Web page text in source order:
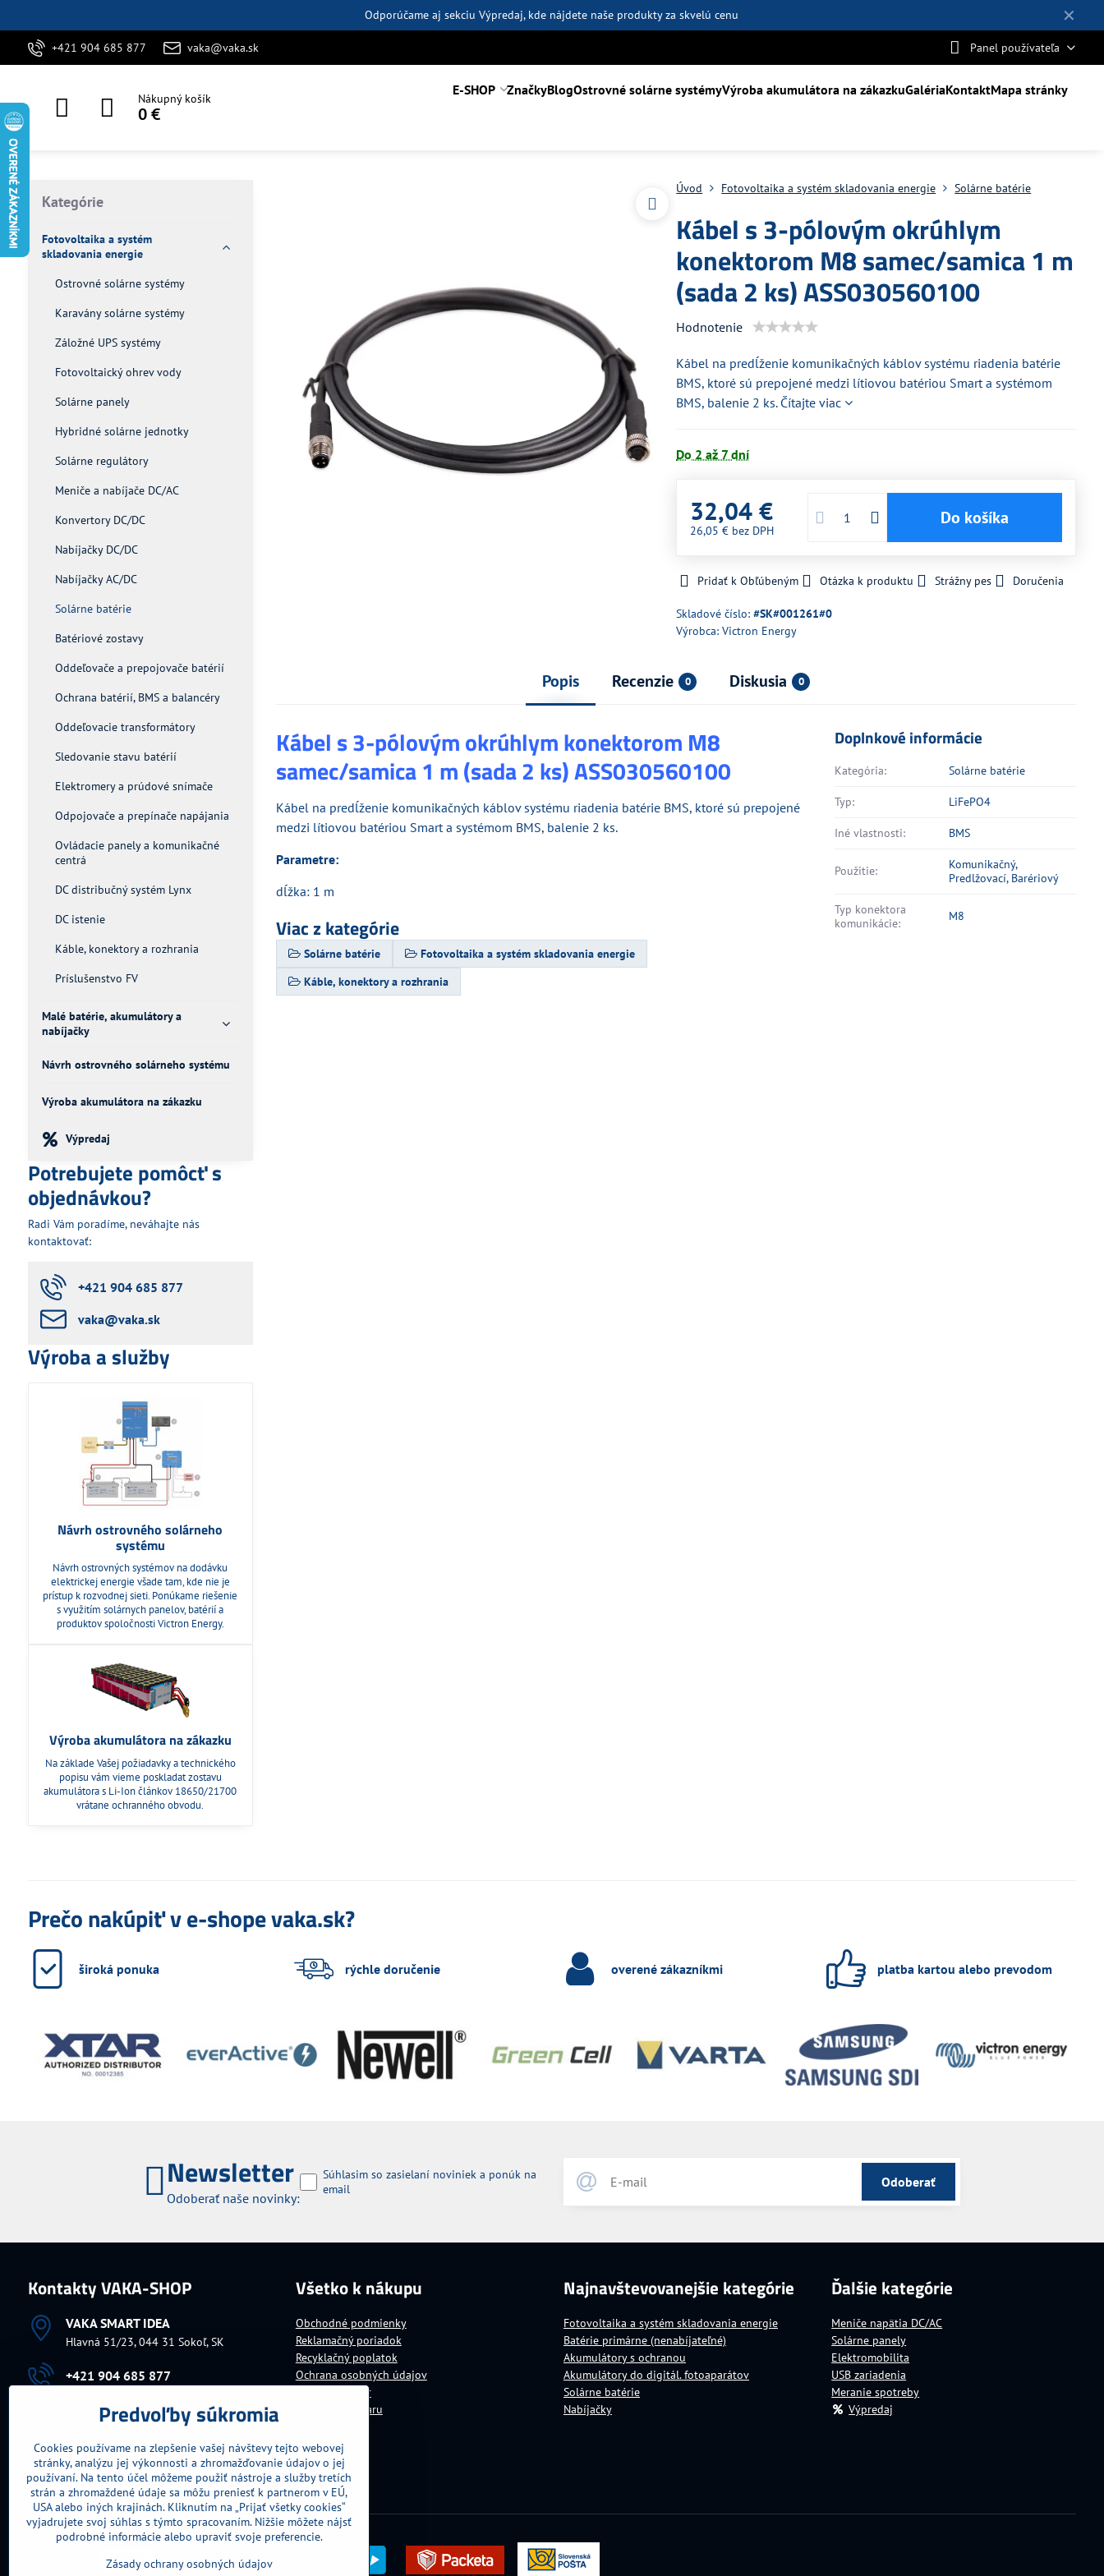
✕
Odporúčame aj sekciuVýpredaj, kde nájdete naše produkty za skvelú cenu
+421 904 685 877 vaka@vaka.sk Panel používateľa
Nákupný košík
0 €
E-SHOP ZnačkyBlogOstrovné solárne systémyVýroba akumulátora na zákazkuGalériaKontaktMapa stránky
Úvod Fotovoltaika a systém skladovania energie Solárne batérie
Kábel s 3-pólovým okrúhlym
konektorom M8 samec/samica 1 m
(sada 2 ks) ASS030560100
Hodnotenie
Kábel na predĺženie komunikačných káblov systému riadenia batérie
BMS, ktoré sú prepojené medzi lítiovou batériou Smart a systémom
BMS, balenie 2 ks. Čítajte viac
Do 2 až 7 dní
32,04 €
26,05 € bez DPH
Do košíka
Pridať k Obľúbeným Otázka k produktu Strážny pes Doručenia
Skladové číslo:#SK#001261#0
Výrobca:Victron Energy
Popis Recenzie 0 Diskusia 0
Kábel s 3-pólovým okrúhlym konektorom M8
samec/samica 1 m (sada 2 ks) ASS030560100
Kábel na predĺženie komunikačných káblov systému riadenia batérie BMS, ktoré sú prepojené
medzi lítiovou batériou Smart a systémom BMS, balenie 2 ks.
Parametre:
dĺžka: 1 m
Viac z kategórie
Solárne batérie
Fotovoltaika a systém skladovania energie
Káble, konektory a rozhrania
Doplnkové informácie
Kategória: Solárne batérie
Typ: LiFePO4
Iné vlastnosti: BMS
Použitie:
Komunikačný,
Predlžovací, Barériový
Typ konektora
komunikácie:
M8
Kategórie
Fotovoltaika a systém
skladovania energie
Ostrovné solárne systémy
Karavány solárne systémy
Záložné UPS systémy
Fotovoltaický ohrev vody
Solárne panely
Hybridné solárne jednotky
Solárne regulátory
Meniče a nabíjače DC/AC
Konvertory DC/DC
Nabíjačky DC/DC
Nabíjačky AC/DC
Solárne batérie
Batériové zostavy
Oddeľovače a prepojovače batérií
Ochrana batérií, BMS a balancéry
Oddeľovacie transformátory
Sledovanie stavu batérií
Elektromery a prúdové snímače
Odpojovače a prepínače napájania
Ovládacie panely a komunikačné
centrá
DC distribučný systém Lynx
DC istenie
Káble, konektory a rozhrania
Príslušenstvo FV
Malé batérie, akumulátory a
nabíjačky
Návrh ostrovného solárneho systému
Výroba akumulátora na zákazku
Výpredaj
Potrebujete pomôcť s
objednávkou?
Radi Vám poradíme, neváhajte nás
kontaktovať:
+421 904 685 877
vaka​@vaka​.sk
Výroba a služby
Návrh ostrovného solárneho
systému
Návrh ostrovných systémov na dodávku
elektrickej energie všade tam, kde nie je
prístup k rozvodnej sieti. Ponúkame riešenie
s využitím solárnych panelov, batérií a
produktov spoločnosti Victron Energy.
Výroba akumulátora na zákazku
Na základe Vašej požiadavky a technického
popisu vám vieme poskladat zostavu
akumulátora s Li-Ion článkov 18650/21700
vrátane ochranného obvodu.
Prečo nakúpiť v e-shope vaka.sk?
široká ponuka rýchle doručenie overené zákazníkmi platba kartou alebo prevodom
Newsletter
Odoberať naše novinky:
Odoberať
Súhlasim so zasielaní noviniek a ponúk na
email
Kontakty VAKA-SHOP
VAKA SMART IDEA
Hlavná 51/23, 044 31 Sokoľ, SK
+421 904 685 877
vaka​@vaka​.sk
Fakturačné údaje
IČO:10699104DIČ:1030726543
IČ DPH:SK1030726543
Všetko k nákupu
Obchodné podmienky
Reklamačný poriadok
Recyklačný poplatok
Ochrana osobných údajov
Platba za tovar
Doručenie tovaru
Najnavštevovanejšie kategórie
Fotovoltaika a systém skladovania energie
Batérie primárne (nenabíjateľné)
Akumulátory s ochranou
Akumulátory do digitál. fotoaparátov
Solárne batérie
Nabíjačky
Ďalšie kategórie
Meniče napätia DC/AC
Solárne panely
Elektromobilita
USB zariadenia
Meranie spotreby
Výpredaj
Predvoľby súkromia
Cookies používame na zlepšenie vašej návštevy tejto webovej
stránky, analýzu jej výkonnosti a zhromažďovanie údajov o jej
používaní. Na tento účel môžeme použiť nástroje a služby tretích
strán a zhromaždené údaje sa môžu preniesť k partnerom v EÚ,
USA alebo iných krajinách. Kliknutím na „Prijať všetky cookies“
vyjadrujete svoj súhlas s týmto spracovaním. Nižšie môžete nájsť
podrobné informácie alebo upraviť svoje preferencie.
Zásady ochrany osobných údajov